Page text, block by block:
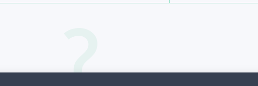
formation ne correspond à